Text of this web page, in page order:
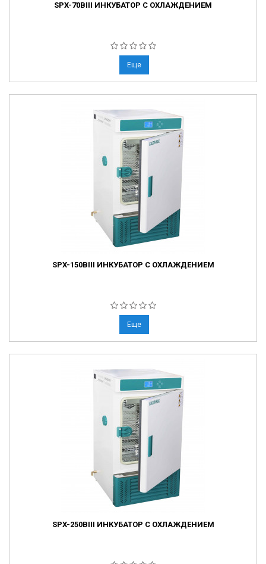
SPX-70BIII ИНКУБАТОР С ОХЛАЖДЕНИЕМ
Еще
SPX-150BIII ИНКУБАТОР С ОХЛАЖДЕНИЕМ
Еще
SPX-250BIII ИНКУБАТОР С ОХЛАЖДЕНИЕМ